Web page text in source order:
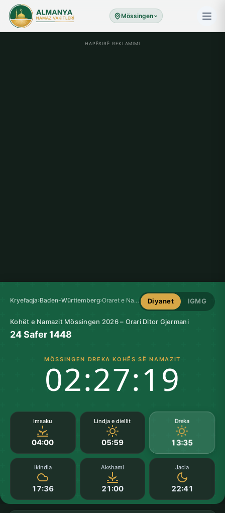
Mössingen
HAPËSIRË REKLAMIMI
Kryefaqja›Baden-Württemberg› Oraret e Namazit në Mössingen Diyanet IGMG
Kohët e Namazit Mössingen 2026 – Orari Ditor Gjermani
24 Safer 1448
MÖSSINGEN DREKA KOHËS SË NAMAZIT
02:27:18
Imsaku
04:00
Lindja e diellit
05:59
Dreka
13:35
Ikindia
17:36
Akshami
21:00
Jacia
22:41